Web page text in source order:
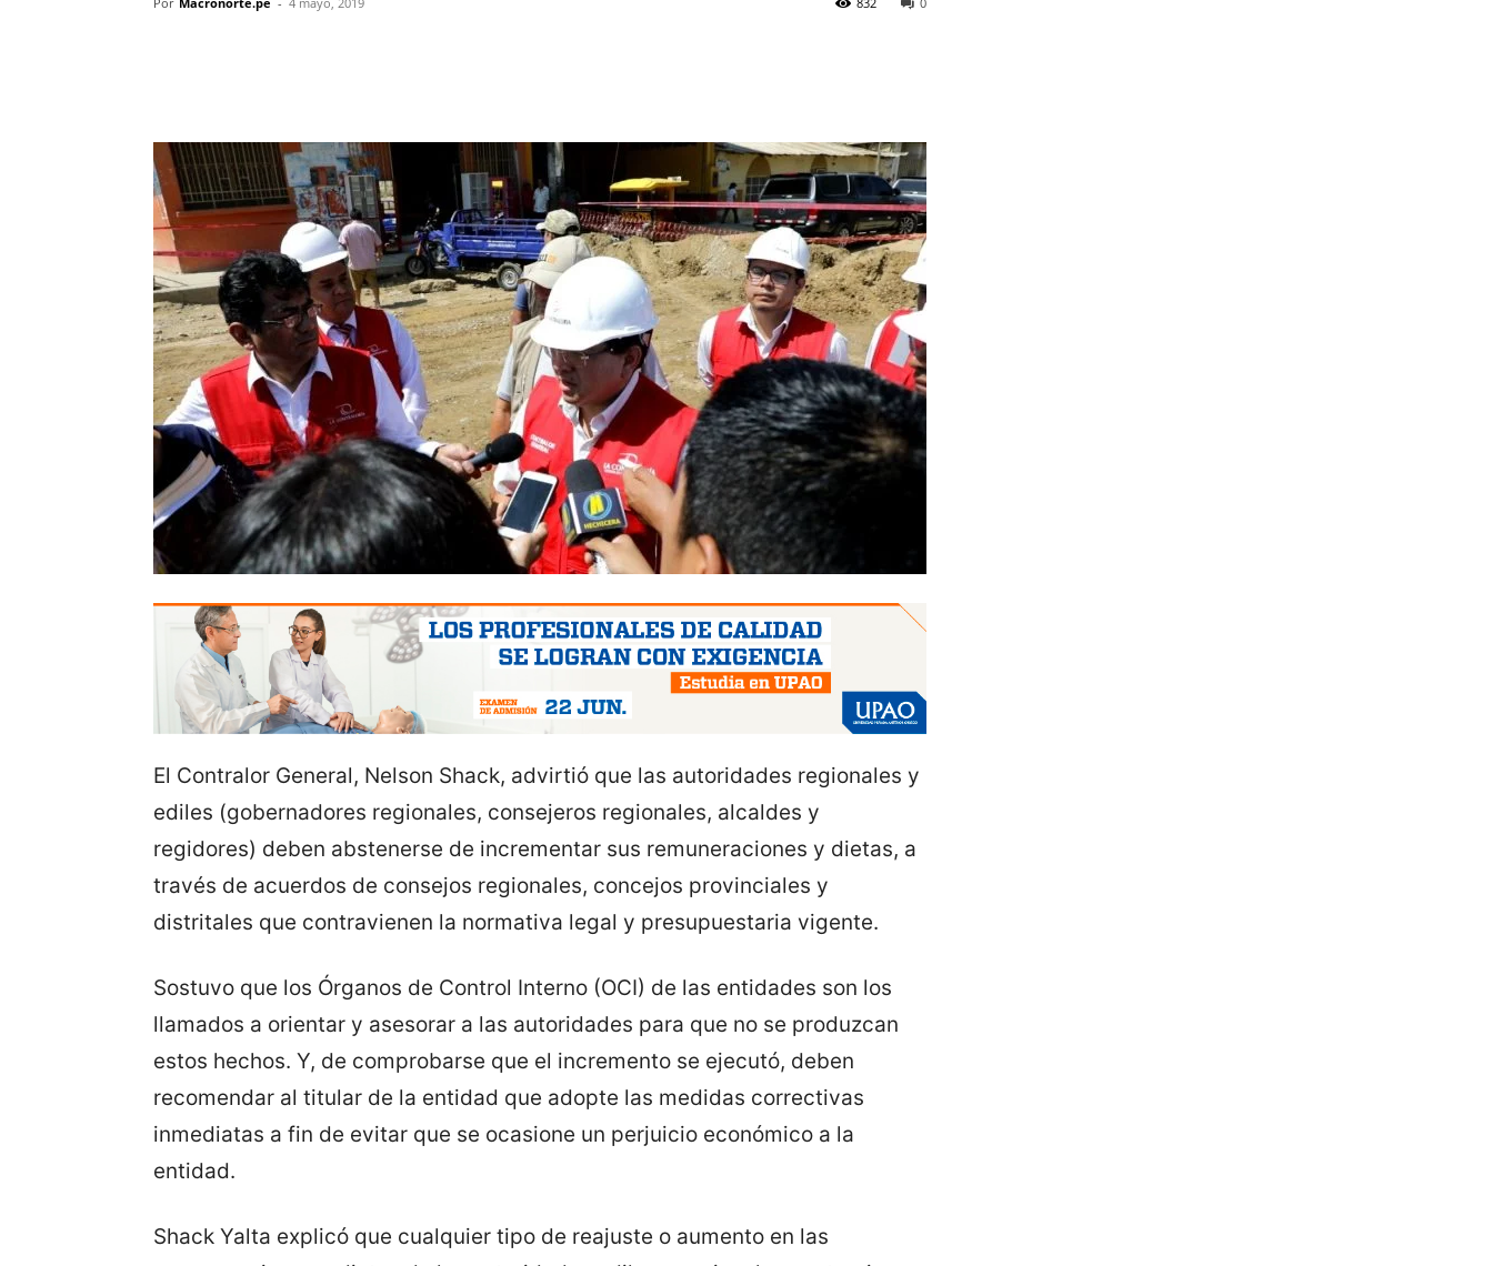
El Contralor General, Nelson Shack, advirtió que las autoridades regionales y
ediles (gobernadores regionales, consejeros regionales, alcaldes y
regidores) deben abstenerse de incrementar sus remuneraciones y dietas, a
través de acuerdos de consejos regionales, concejos provinciales y
distritales que contravienen la normativa legal y presupuestaria vigente.
Sostuvo que los Órganos de Control Interno (OCI) de las entidades son los
llamados a orientar y asesorar a las autoridades para que no se produzcan
estos hechos. Y, de comprobarse que el incremento se ejecutó, deben
recomendar al titular de la entidad que adopte las medidas correctivas
inmediatas a fin de evitar que se ocasione un perjuicio económico a la
entidad.
Shack Yalta explicó que cualquier tipo de reajuste o aumento en las